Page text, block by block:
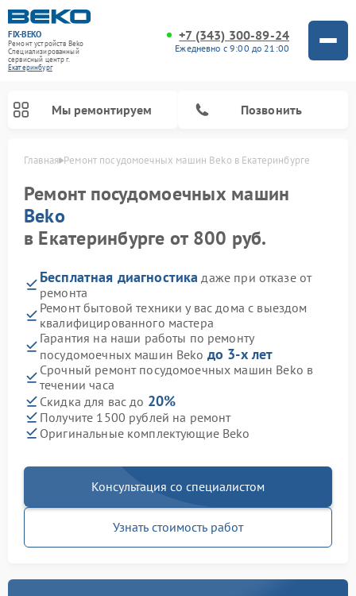
FIX-BEKO
Ремонт устройств Beko
Специализированный
cервисный центр г.
Екатеринбург
+7 (343) 300-89-24
Ежедневно с 9:00 до 21:00
Мы ремонтируем Позвонить
Главная Ремонт посудомоечных машин Beko в Екатеринбурге
Ремонт посудомоечных машин
Beko
в Екатеринбурге от 800 руб.
Бесплатная диагностика даже при отказе от
ремонта
Ремонт бытовой техники у вас дома с выездом
квалифицированного мастера
Гарантия на наши работы по ремонту
посудомоечных машин Beko до 3-х лет
Срочный ремонт посудомоечных машин Beko в
течении часа
Скидка для вас до 20%
Получите 1500 рублей на ремонт
Оригинальные комплектующие Beko
Консультация со специалистом
Узнать стоимость работ